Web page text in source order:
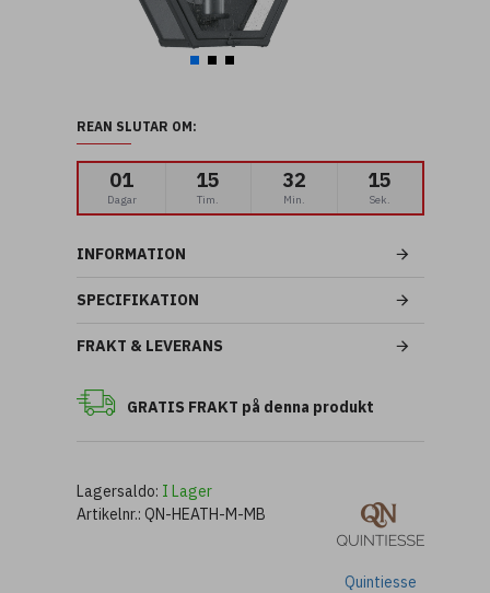
INFORMATION
SPECIFIKATION
FRAKT & LEVERANS
GRATIS FRAKT på denna produkt
REAN SLUTAR OM:
01
Dagar
15
Tim.
32
Min.
14
Sek.
Lagersaldo: I Lager
Artikelnr.: QN-HEATH-M-MB
Quintiesse